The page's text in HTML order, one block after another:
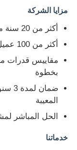
مزايا الشركة
أكثر من 20 سنة من الخبرة في الصناعة
أكثر من 100 عميل دولي للشراكة طويلة الأجل
مقاييس قدرات
بخطوة
المعيبة
الحل المباشر
خدماتنا